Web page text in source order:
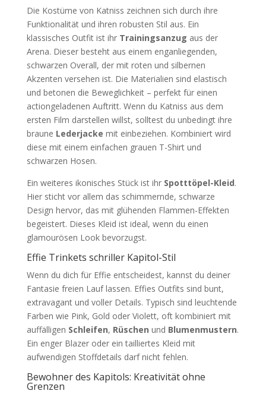
Die Kostüme von Katniss zeichnen sich durch ihre
Funktionalität und ihren robusten Stil aus. Ein
klassisches Outfit ist ihr Trainingsanzug aus der
Arena. Dieser besteht aus einem enganliegenden,
schwarzen Overall, der mit roten und silbernen
Akzenten versehen ist. Die Materialien sind elastisch
und betonen die Beweglichkeit – perfekt für einen
actiongeladenen Auftritt. Wenn du Katniss aus dem
ersten Film darstellen willst, solltest du unbedingt ihre
braune Lederjacke mit einbeziehen. Kombiniert wird
diese mit einem einfachen grauen T-Shirt und
schwarzen Hosen.
Ein weiteres ikonisches Stück ist ihr Spotttöpel-Kleid.
Hier sticht vor allem das schimmernde, schwarze
Design hervor, das mit glühenden Flammen-Effekten
begeistert. Dieses Kleid ist ideal, wenn du einen
glamourösen Look bevorzugst.
Effie Trinkets schriller Kapitol-Stil
Wenn du dich für Effie entscheidest, kannst du deiner
Fantasie freien Lauf lassen. Effies Outfits sind bunt,
extravagant und voller Details. Typisch sind leuchtende
Farben wie Pink, Gold oder Violett, oft kombiniert mit
auffälligen Schleifen, Rüschen und Blumenmustern.
Ein enger Blazer oder ein tailliertes Kleid mit
aufwendigen Stoffdetails darf nicht fehlen.
Bewohner des Kapitols: Kreativität ohne
Grenzen